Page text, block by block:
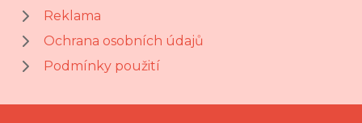
Reklama
Ochrana osobních údajů
Podmínky použití